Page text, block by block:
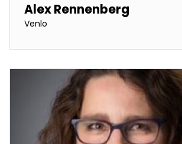
Alex Rennenberg
Venlo